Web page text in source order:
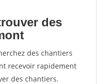
des
des chantiers
recevoir rapidement
des chantiers.